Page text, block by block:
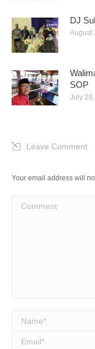
DJ
August
SOP
July
Leave Comment
Your email address will
Name *
Email *